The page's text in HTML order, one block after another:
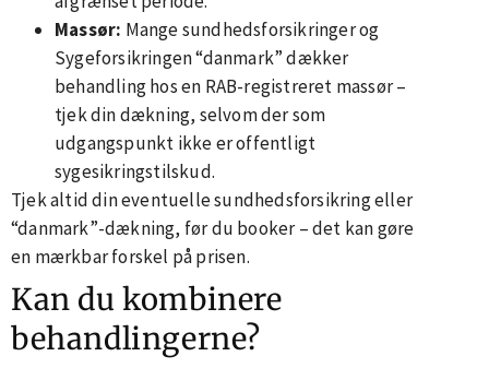
Massør: Mange sundhedsforsikringer og
Sygeforsikringen “danmark” dækker
behandling hos en RAB-registreret massør –
tjek din dækning, selvom der som
udgangspunkt ikke er offentligt
sygesikringstilskud.
Tjek altid din eventuelle sundhedsforsikring eller
“danmark”-dækning, før du booker – det kan gøre
en mærkbar forskel på prisen.
Kan du kombinere
behandlingerne?